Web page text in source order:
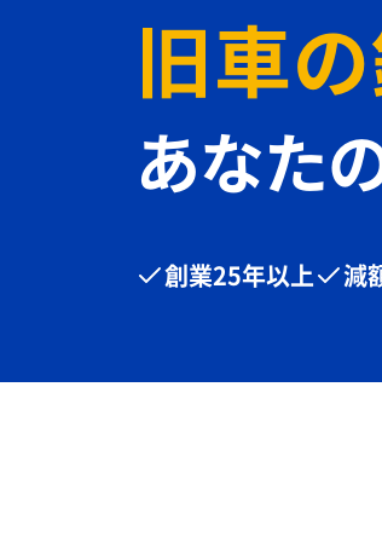
旧車
あなた
創業25年以上 減